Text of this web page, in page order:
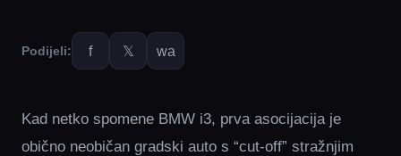
Podijeli: f 𝕏 wa
Kad netko spomene BMW i3, prva asocijacija je
obično neobičan gradski auto s “cut-off” stražnjim